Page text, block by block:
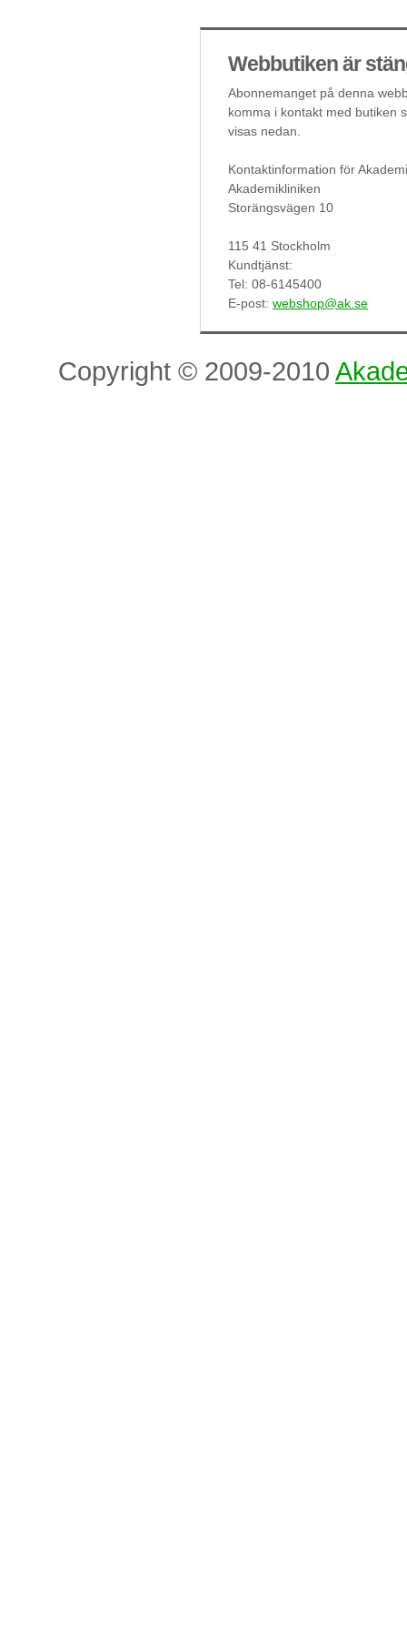
Webbutiken är
Abonnemanget på denna
komma i kontakt med butiken
visas nedan.
Kontaktinformation för
Akademikliniken
Storängsvägen 10
115 41 Stockholm
Kundtjänst:
Tel: 08-6145400
E-post: webshop@ak.se
Copyright © 2009-2010